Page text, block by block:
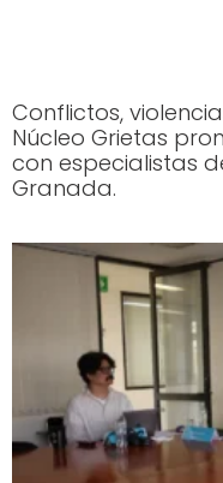
Conflictos,
Núcleo Grietas
con especialistas
Granada.